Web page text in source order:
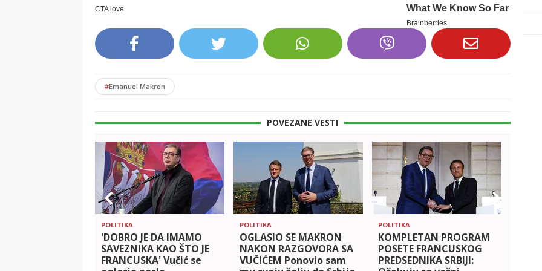
#Emanuel Makron
POVEZANE VESTI
POLITIKA
'DOBRO JE DA IMAMO
SAVEZNIKA KAO ŠTO JE
FRANCUSKA' Vučić se
POLITIKA
OGLASIO SE MAKRON
NAKON RAZGOVORA SA
VUČIĆEM Ponovio sam
POLITIKA
KOMPLETAN PROGRAM
POSETE FRANCUSKOG
PREDSEDNIKA SRBIJI: